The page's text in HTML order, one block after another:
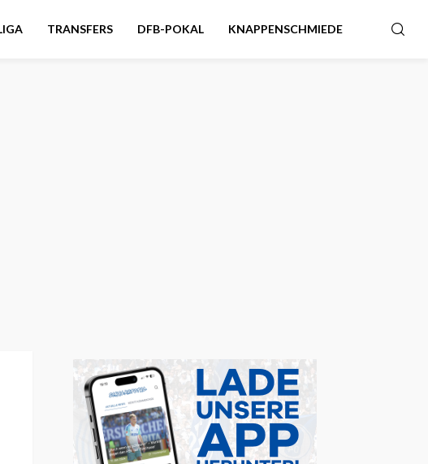
TRANSFERS DFB-POKAL KNAPPENSCHMIEDE